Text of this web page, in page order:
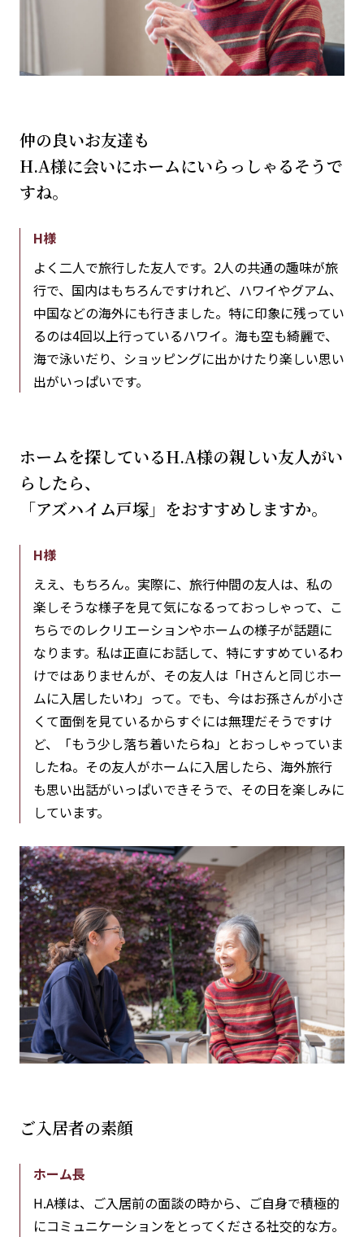
仲の良いお友達も
H.A様に会いにホームにいらっしゃるそうで
すね。
H様
よく二人で旅行した友人です。2人の共通の趣味が旅
行で、国内はもちろんですけれど、ハワイやグアム、
中国などの海外にも行きました。特に印象に残ってい
るのは4回以上行っているハワイ。海も空も綺麗で、
海で泳いだり、ショッピングに出かけたり楽しい思い
出がいっぱいです。
ホームを探しているH.A様の親しい友人がい
らしたら、
「アズハイム戸塚」をおすすめしますか。
H様
ええ、もちろん。実際に、旅行仲間の友人は、私の
楽しそうな様子を見て気になるっておっしゃって、こ
ちらでのレクリエーションやホームの様子が話題に
なります。私は正直にお話して、特にすすめているわ
けではありませんが、その友人は「Hさんと同じホー
ムに入居したいわ」って。でも、今はお孫さんが小さ
くて面倒を見ているからすぐには無理だそうですけ
ど、「もう少し落ち着いたらね」とおっしゃっていま
したね。その友人がホームに入居したら、海外旅行
も思い出話がいっぱいできそうで、その日を楽しみに
しています。
ご入居者の素顔
ホーム長
H.A様は、ご入居前の面談の時から、ご自身で積極的
にコミュニケーションをとってくださる社交的な方。